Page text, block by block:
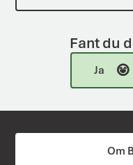
Fant du
Ja
Om